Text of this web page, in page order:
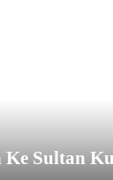
Sultan